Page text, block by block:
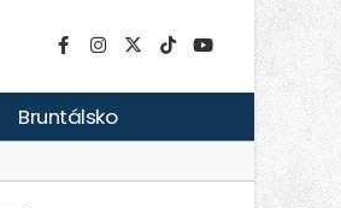
Bruntálsko